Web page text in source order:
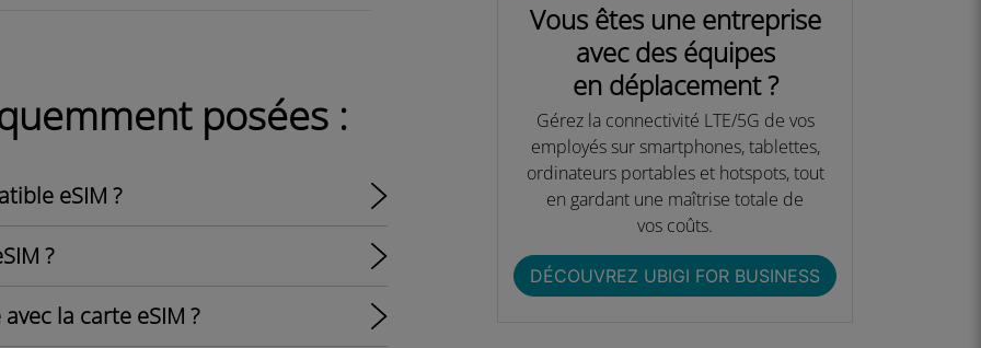
posées :
eSIM ?
?
la carte eSIM ?
Vous êtes une entreprise
avec des équipes
en déplacement ?
Gérez la connectivité LTE/5G de vos
employés sur smartphones, tablettes,
ordinateurs portables et hotspots, tout
en gardant une maîtrise totale de
vos coûts.
DÉCOUVREZ UBIGI FOR BUSINESS​